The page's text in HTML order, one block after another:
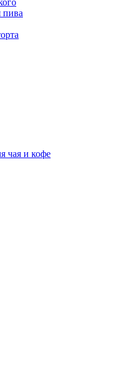
пива
чая и кофе